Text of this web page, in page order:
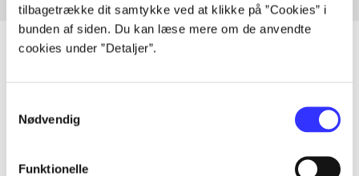
tilbagetrække dit samtykke ved at klikke på ”Cookies” i
bunden af siden. Du kan læse mere om de anvendte
cookies under ”Detaljer”.
Nødvendig
Funktionelle
Alle registrerede artikler fordelt på udgivelser
...